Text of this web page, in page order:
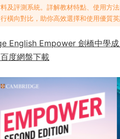
及評測系統。詳解教材特點、使用方
行橫向對比，助你高效選擇和使用優質英
English Empower 劍橋中學
度網盤下載